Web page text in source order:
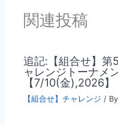
関連投稿
追記:【組合せ】第
ャレンジトーナメ
【7/10(金),2026】
【組合せ】チャレンジ / By